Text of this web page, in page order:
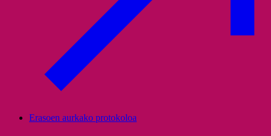
Erasoen aurkako protokoloa